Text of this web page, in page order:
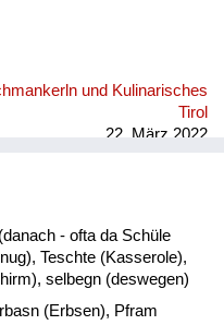
und Kulinarisches
Tirol
22. März 2022
- ofta da Schüle
Teschte (Kasserole),
selbegn (deswegen)
(Erbsen), Pfram